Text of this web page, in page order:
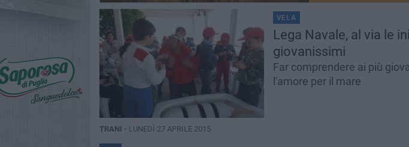
VELA
Lega Navale, al via le
giovanissimi
Far comprendere ai più
l'amore per il mare
TRANI - LUNEDÌ 27 APRILE 2015